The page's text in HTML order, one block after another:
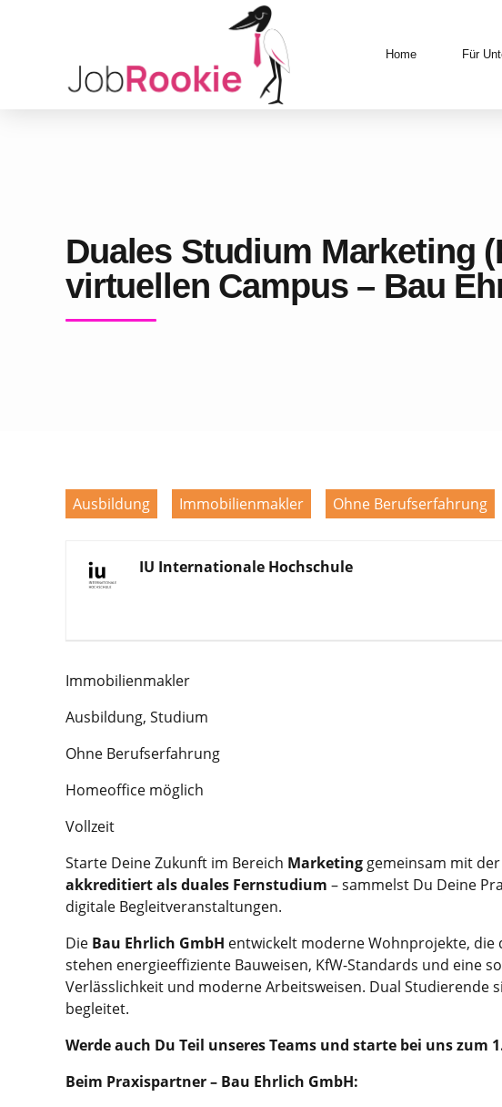
Home Für
Duales Studium Marketing
virtuellen Campus – Bau
Ausbildung Immobilienmakler Ohne Berufserfahrung
IU Internationale Hochschule
Immobilienmakler
Ausbildung, Studium
Ohne Berufserfahrung
Homeoffice möglich
Vollzeit
Starte Deine Zukunft im Bereich Marketing gemeinsam mit der
akkreditiert als duales Fernstudium – sammelst Du Deine
digitale Begleitveranstaltungen.
Die Bau Ehrlich GmbH entwickelt moderne Wohnprojekte, die
stehen energieeffiziente Bauweisen, KfW-Standards und eine
Verlässlichkeit und moderne Arbeitsweisen. Dual Studierende
begleitet.
Werdeauch Du Teil unseres Teams und starte bei uns zum
Beim Praxispartner – Bau Ehrlich GmbH: